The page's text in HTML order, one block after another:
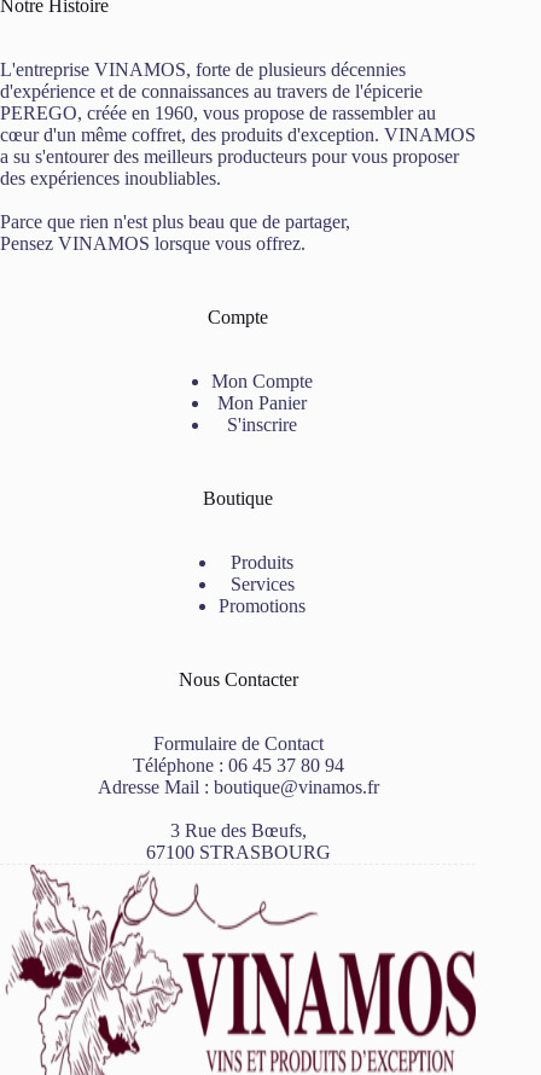
Notre Histoire
L'entreprise VINAMOS, forte de plusieurs décennies
d'expérience et de connaissances au travers de l'épicerie
PEREGO, créée en 1960, vous propose de rassembler au
cœur d'un même coffret, des produits d'exception. VINAMOS
a su s'entourer des meilleurs producteurs pour vous proposer
des expériences inoubliables.
Parce que rien n'est plus beau que de partager,
Pensez VINAMOS lorsque vous offrez.
Compte
Mon Compte
Mon Panier
S'inscrire
Boutique
Produits
Services
Promotions
Nous Contacter
Formulaire de Contact
Téléphone : 06 45 37 80 94
Adresse Mail : boutique@vinamos.fr
3 Rue des Bœufs,
67100 STRASBOURG